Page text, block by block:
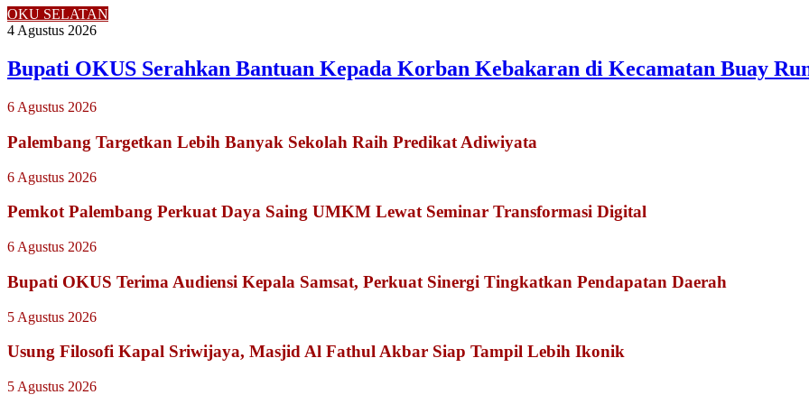
OKU SELATAN
4 Agustus 2026
Bupati OKUS Serahkan Bantuan Kepada Korban Kebakaran di Kecamatan Buay
6 Agustus 2026
Palembang Targetkan Lebih Banyak Sekolah Raih Predikat Adiwiyata
6 Agustus 2026
Pemkot Palembang Perkuat Daya Saing UMKM Lewat Seminar Transformasi Digital
6 Agustus 2026
Bupati OKUS Terima Audiensi Kepala Samsat, Perkuat Sinergi Tingkatkan Pendapatan Daerah
5 Agustus 2026
Usung Filosofi Kapal Sriwijaya, Masjid Al Fathul Akbar Siap Tampil Lebih Ikonik
5 Agustus 2026